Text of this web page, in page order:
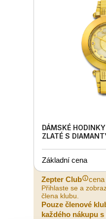
DÁMSKÉ HODINKY
ZLATÉ S
Základní cena
Zepter Club cena
Přihlaste se a
člena klubu.
Pouze členové
každého nákupu